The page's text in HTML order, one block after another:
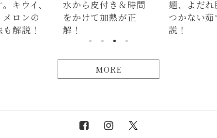
キウイ、
ロンの
解説！
水から皮付き＆時間
をかけて加熱が正
解！
麺、よだ
つかない
説！
MORE